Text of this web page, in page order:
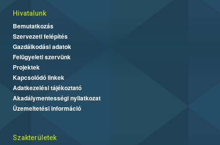
Hivatalunk
Bemutatkozás
Szervezeti felépítés
Gazdálkodási adatok
Felügyeleti szervünk
Projektek
Kapcsolódó linkek
Adatkezelési tájékoztató
Akadálymentességi nyilatkozat
Üzemeltetési információ
Szakterületek